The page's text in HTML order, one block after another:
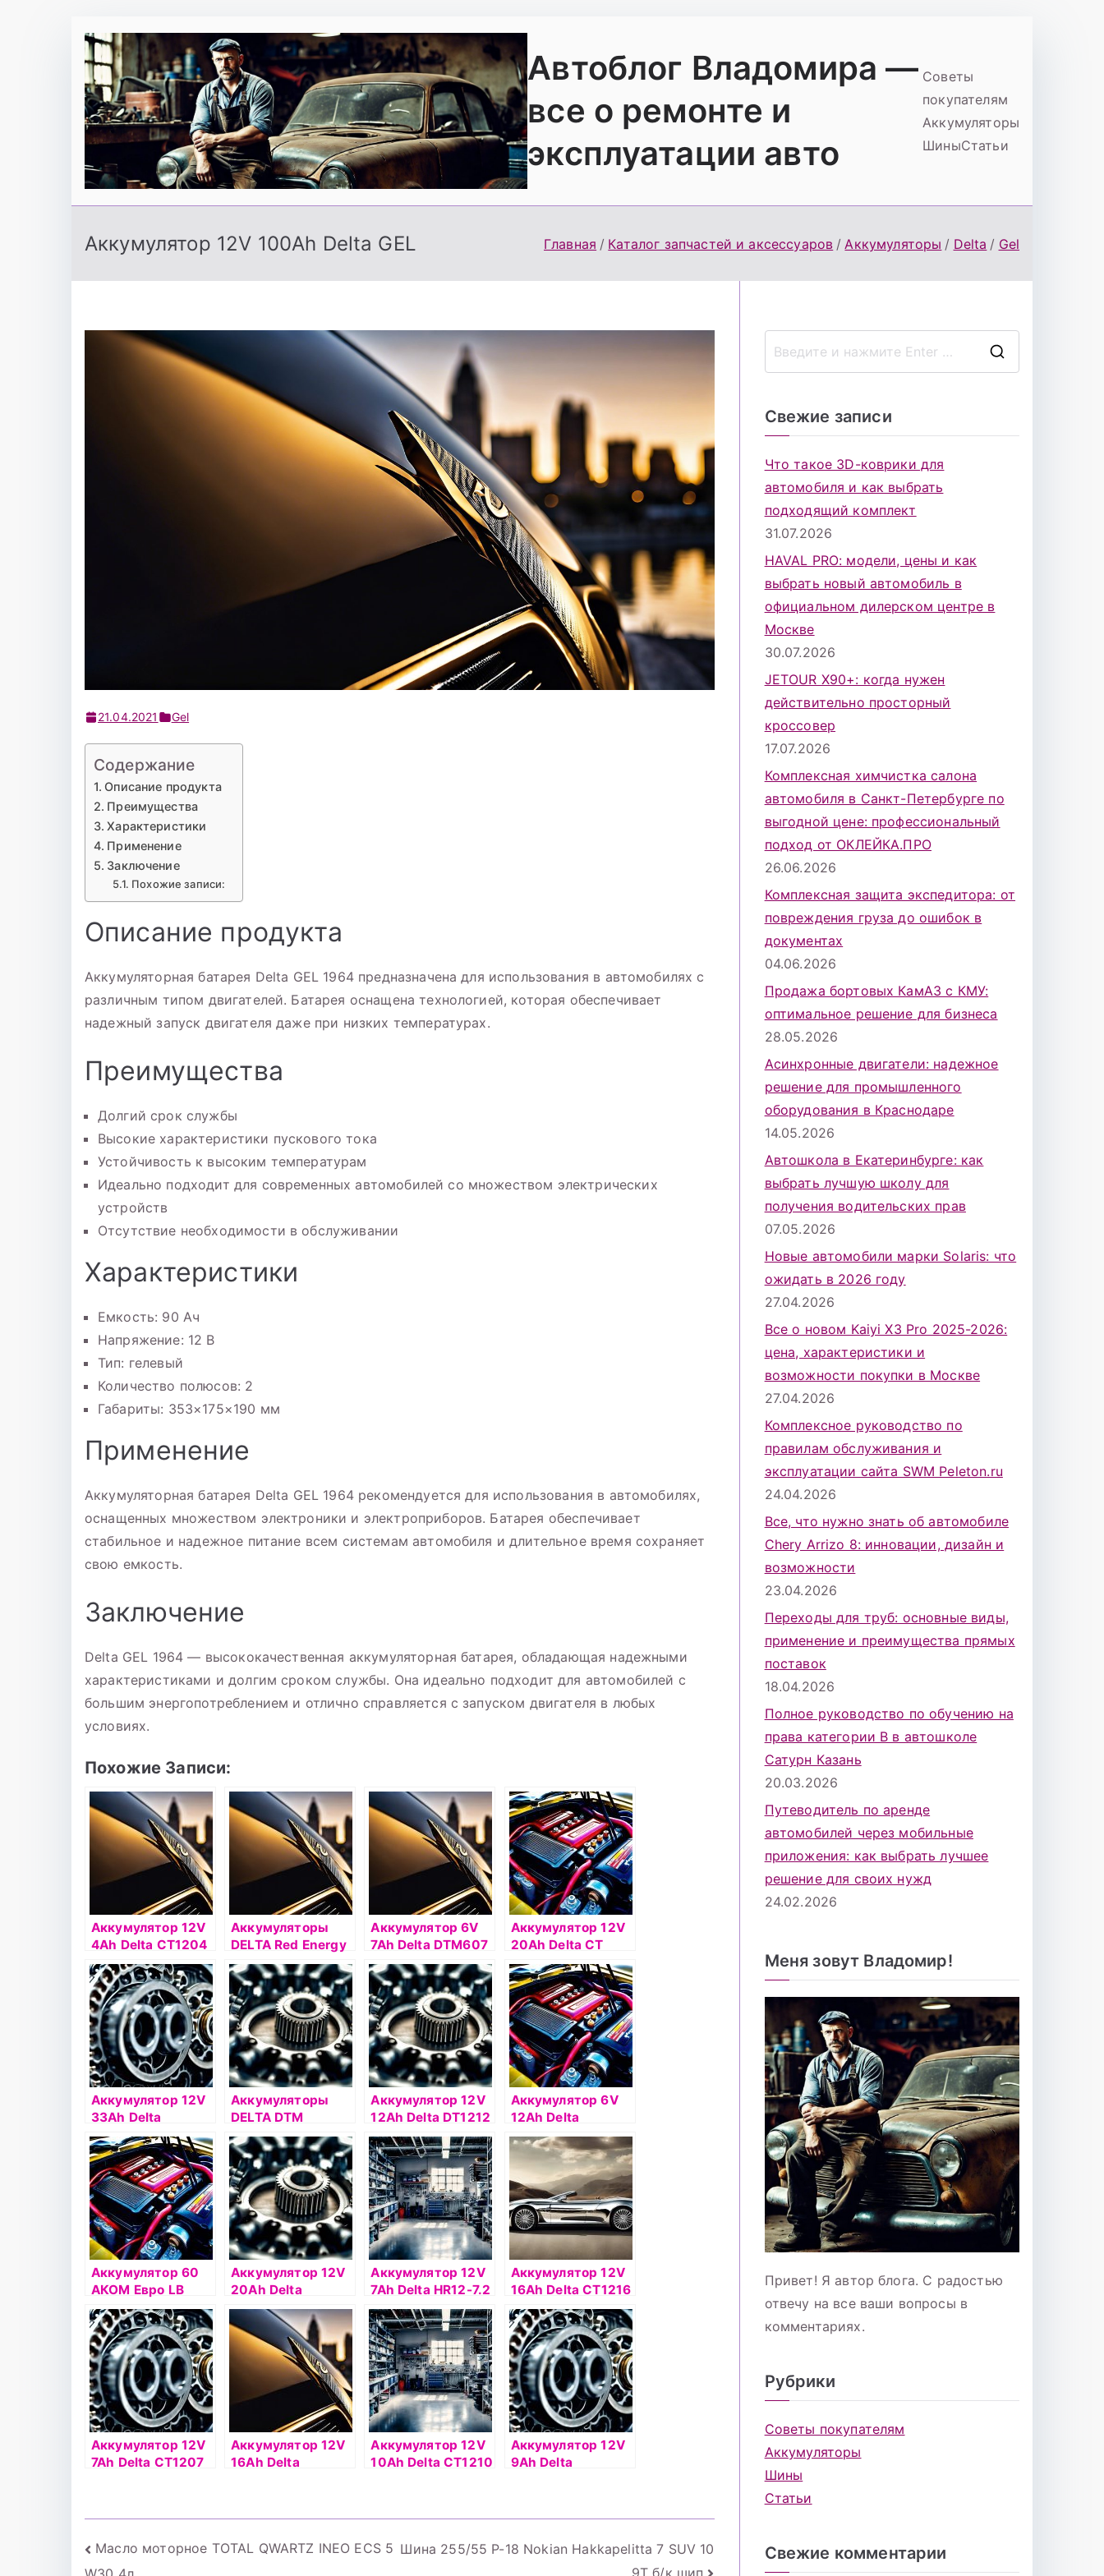
содержимому
Автоблог Владомира —
все о ремонте и
эксплуатации авто
Советы
покупателям
Аккумуляторы
ШиныСтатьи
Аккумулятор 12V 100Ah Delta GEL Главная Каталог запчастей и аксессуаров Аккумуляторы Delta Gel
21.04.2021 Gel
Содержание
Описание продукта
Преимущества
Характеристики
Применение
Заключение
Похожие записи:
Описание продукта
Аккумуляторная батарея Delta GEL 1964 предназначена для использования в автомобилях с
различным типом двигателей. Батарея оснащена технологией, которая обеспечивает
надежный запуск двигателя даже при низких температурах.
Преимущества
Долгий срок службы
Высокие характеристики пускового тока
Устойчивость к высоким температурам
Идеально подходит для современных автомобилей со множеством электрических
устройств
Отсутствие необходимости в обслуживании
Характеристики
Емкость: 90 Ач
Напряжение: 12 В
Тип: гелевый
Количество полюсов: 2
Габариты: 353×175×190 мм
Применение
Аккумуляторная батарея Delta GEL 1964 рекомендуется для использования в автомобилях,
оснащенных множеством электроники и электроприборов. Батарея обеспечивает
стабильное и надежное питание всем системам автомобиля и длительное время сохраняет
свою емкость.
Заключение
Delta GEL 1964 — высококачественная аккумуляторная батарея, обладающая надежными
характеристиками и долгим сроком службы. Она идеально подходит для автомобилей с
большим энергопотреблением и отлично справляется с запуском двигателя в любых
условиях.
Похожие Записи:
Аккумулятор 12V
4Ah Delta СТ1204
о.п.(- +)
Аккумуляторы
DELTA Red Energy
DS
Аккумулятор 6V
7Ah Delta DTM607
Аккумулятор 12V
20Ah Delta СТ
12201 о.п.(- +)
Аккумулятор 12V
33Ah Delta
DTM1233 L
Аккумуляторы
DELTA DTM
Аккумулятор 12V
12Ah Delta DT1212
Аккумулятор 6V
12Ah Delta
DTM612
Аккумулятор 60
АКОМ Евро LB
Аккумулятор 12V
20Ah Delta
CT1220 о.п.(- +)
Аккумулятор 12V
7Ah Delta HR12-7.2
Аккумулятор 12V
16Ah Delta СТ1216
о.п.(- +)
Аккумулятор 12V
7Ah Delta СТ1207
Аккумулятор 12V
16Ah Delta
Аккумулятор 12V
10Ah Delta СТ1210
Аккумулятор 12V
9Ah Delta
Навигация
Масло моторное TOTAL QWARTZ INEO ECS 5 Шина 255/55 Р-18 Nokian Hakkapelitta 7 SUV 10
9T б/к шип
Свежие записи
Что такое 3D-коврики для
автомобиля и как выбрать
подходящий комплект
31.07.2026
HAVAL PRO: модели, цены и как
выбрать новый автомобиль в
официальном дилерском центре в
Москве
30.07.2026
JETOUR X90+: когда нужен
действительно просторный
кроссовер
17.07.2026
Комплексная химчистка салона
автомобиля в Санкт-Петербурге по
выгодной цене: профессиональный
подход от ОКЛЕЙКА.ПРО
26.06.2026
Комплексная защита экспедитора: от
повреждения груза до ошибок в
документах
04.06.2026
Продажа бортовых КамАЗ с КМУ:
оптимальное решение для бизнеса
28.05.2026
Асинхронные двигатели: надежное
решение для промышленного
оборудования в Краснодаре
14.05.2026
Автошкола в Екатеринбурге: как
выбрать лучшую школу для
получения водительских прав
07.05.2026
Новые автомобили марки Solaris: что
ожидать в 2026 году
27.04.2026
Все о новом Kaiyi X3 Pro 2025-2026:
цена, характеристики и
возможности покупки в Москве
27.04.2026
Комплексное руководство по
правилам обслуживания и
эксплуатации сайта SWM Peleton.ru
24.04.2026
Все, что нужно знать об автомобиле
Chery Arrizo 8: инновации, дизайн и
возможности
23.04.2026
Переходы для труб: основные виды,
применение и преимущества прямых
поставок
18.04.2026
Полное руководство по обучению на
права категории B в автошколе
Сатурн Казань
20.03.2026
Путеводитель по аренде
автомобилей через мобильные
приложения: как выбрать лучшее
решение для своих нужд
24.02.2026
Меня зовут Владомир!
Привет! Я автор блога. С радостью
отвечу на все ваши вопросы в
комментариях.
Рубрики
Советы покупателям
Аккумуляторы
Шины
Статьи
Свежие комментарии